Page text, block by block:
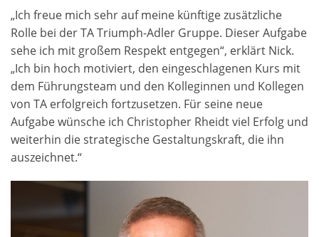
„Ich freue mich sehr auf meine künftige zusätzliche
Rolle bei der TA Triumph-Adler Gruppe. Dieser Aufgabe
sehe ich mit großem Respekt entgegen“, erklärt Nick.
„Ich bin hoch motiviert, den eingeschlagenen Kurs mit
dem Führungsteam und den Kolleginnen und Kollegen
von TA erfolgreich fortzusetzen. Für seine neue
Aufgabe wünsche ich Christopher Rheidt viel Erfolg und
weiterhin die strategische Gestaltungskraft, die ihn
auszeichnet.“